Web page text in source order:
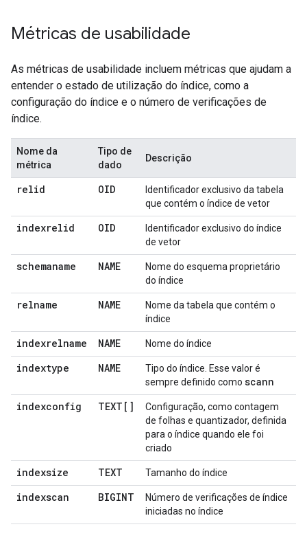
Métricas de usabilidade
As métricas de usabilidade incluem métricas que ajudam a
entender o estado de utilização do índice, como a
configuração do índice e o número de verificações de
índice.
Nome da
métrica
Tipo de
dado
Descrição
relid OID
Identificador exclusivo da tabela
que contém o índice de vetor
indexrelid OID
Identificador exclusivo do índice
de vetor
schemaname NAME
Nome do esquema proprietário
do índice
relname NAME
Nome da tabela que contém o
índice
indexrelname NAME Nome do índice
indextype NAME
Tipo do índice. Esse valor é
sempre definido como scann
indexconfig
TEXT[]
Configuração, como contagem
de folhas e quantizador, definida
para o índice quando ele foi
criado
indexsize TEXT Tamanho do índice
indexscan BIGINT
Número de verificações de índice
iniciadas no índice